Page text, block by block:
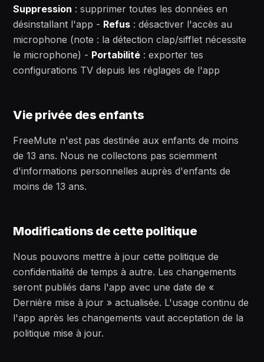
Suppression : supprimer toutes les données en
désinstallant l'app - Refus : désactiver l'accès au
microphone (note : la détection clap/sifflet nécessite
le microphone) - Portabilité : exporter tes
configurations TV depuis les réglages de l'app
Vie privée des enfants
FreeMute n'est pas destinée aux enfants de moins
de 13 ans. Nous ne collectons pas sciemment
d'informations personnelles auprès d'enfants de
moins de 13 ans.
Modifications de cette politique
Nous pouvons mettre à jour cette politique de
confidentialité de temps à autre. Les changements
seront publiés dans l'app avec une date de «
Dernière mise à jour » actualisée. L'usage continu de
l'app après les changements vaut acceptation de la
politique mise à jour.